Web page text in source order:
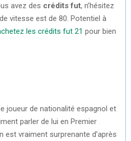
avez des crédits fut, n’hésitez
vitesse est de 80. Potentiel à
les crédits fut 21 pour bien
joueur de nationalité espagnol et
parler de lui en Premier
est vraiment surprenante d’après